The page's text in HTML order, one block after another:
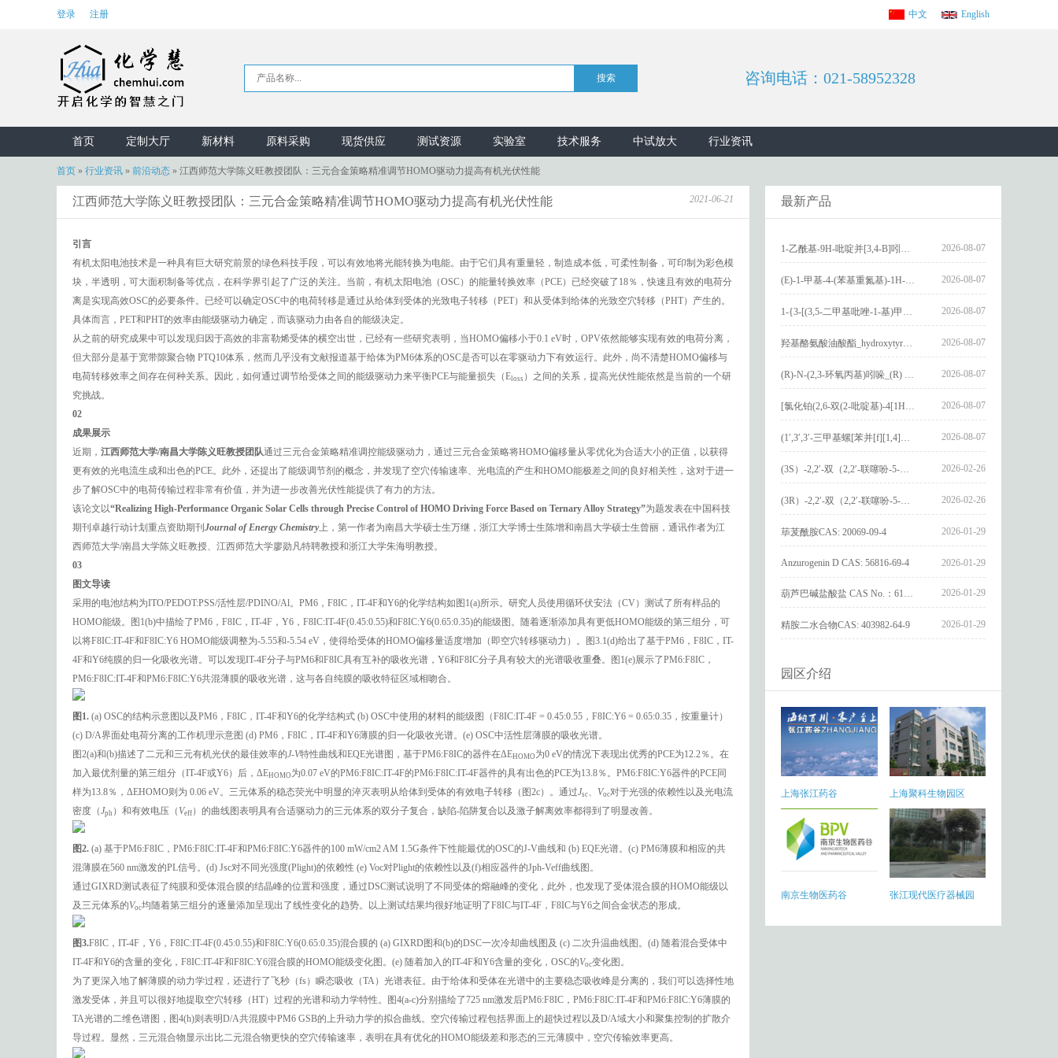
登录 注册 中文 English
咨询电话：021-58952328
首页 定制大厅 新材料 原料采购 现货供应 测试资源 实验室 技术服务 中试放大 行业资讯
首页 » 行业资讯 » 前沿动态 » 江西师范大学陈义旺教授团队：三元合金策略精准调节HOMO驱动力提高有机光伏性能
江西师范大学陈义旺教授团队：三元合金策略精准调节HOMO驱动力提高有机光伏性能 2021-06-21
引言
有机太阳电池技术是一种具有巨大研究前景的绿色科技手段，可以有效地将光能转换为电能。由于它们具有重量轻，制造成本低，可柔性制备，可印制为彩色模
块，半透明，可大面积制备等优点，在科学界引起了广泛的关注。当前，有机太阳电池（OSC）的能量转换效率（PCE）已经突破了18％，快速且有效的电荷分
离是实现高效OSC的必要条件。已经可以确定OSC中的电荷转移是通过从给体到受体的光致电子转移（PET）和从受体到给体的光致空穴转移（PHT）产生的。
具体而言，PET和PHT的效率由能级驱动力确定，而该驱动力由各自的能级决定。
从之前的研究成果中可以发现归因于高效的非富勒烯受体的横空出世，已经有一些研究表明，当HOMO偏移小于0.1 eV时，OPV依然能够实现有效的电荷分离，
但大部分是基于宽带隙聚合物 PTQ10体系，然而几乎没有文献报道基于给体为PM6体系的OSC是否可以在零驱动力下有效运行。此外，尚不清楚HOMO偏移与
电荷转移效率之间存在何种关系。因此，如何通过调节给受体之间的能级驱动力来平衡PCE与能量损失（Eloss ）之间的关系，提高光伏性能依然是当前的一个研
究挑战。
02
成果展示
近期， 江西师范大学/南昌大学陈义旺教授团队通过三元合金策略精准调控能级驱动力，通过三元合金策略将HOMO偏移量从零优化为合适大小的正值，以获得
更有效的光电流生成和出色的PCE。此外，还提出了能级调节剂的概念，并发现了空穴传输速率、光电流的产生和HOMO能极差之间的良好相关性，这对于进一
步了解OSC中的电荷传输过程非常有价值，并为进一步改善光伏性能提供了有力的方法。
该论文以“Realizing High-Performance Organic Solar Cells through Precise Control of HOMO Driving Force Based on Ternary Alloy Strategy”为题发表在中国科技
期刊卓越行动计划重点资助期刊 Journal of Energy Chemistry上，第一作者为南昌大学硕士生万继，浙江大学博士生陈增和南昌大学硕士生曾丽，通讯作者为江
西师范大学/南昌大学陈义旺教授、江西师范大学廖勋凡特聘教授和浙江大学朱海明教授。
03
图文导读
采用的电池结构为ITO/PEDOT:PSS/活性层/PDINO/Al。PM6，F8IC，IT-4F和Y6的化学结构如图1(a)所示。研究人员使用循环伏安法（CV）测试了所有样品的
HOMO能级。图1(b)中描绘了PM6，F8IC，IT-4F，Y6，F8IC:IT-4F(0.45:0.55)和F8IC:Y6(0.65:0.35)的能级图。随着逐渐添加具有更低HOMO能级的第三组分，可
以将F8IC:IT-4F和F8IC:Y6 HOMO能级调整为-5.55和-5.54 eV，使得给受体的HOMO偏移量适度增加（即空穴转移驱动力）。图3.1(d)给出了基于PM6，F8IC，IT-
4F和Y6纯膜的归一化吸收光谱。可以发现IT-4F分子与PM6和F8IC具有互补的吸收光谱，Y6和F8IC分子具有较大的光谱吸收重叠。图1(e)展示了PM6:F8IC，
PM6:F8IC:IT-4F和PM6:F8IC:Y6共混薄膜的吸收光谱，这与各自纯膜的吸收特征区域相吻合。
图1. (a) OSC的结构示意图以及PM6，F8IC，IT-4F和Y6的化学结构式 (b) OSC中使用的材料的能级图（F8IC:IT-4F = 0.45:0.55，F8IC:Y6 = 0.65:0.35，按重量计）
(c) D/A界面处电荷分离的工作机理示意图 (d) PM6，F8IC，IT-4F和Y6薄膜的归一化吸收光谱。(e) OSC中活性层薄膜的吸收光谱。
图2(a)和(b)描述了二元和三元有机光伏的最佳效率的J-V特性曲线和EQE光谱图，基于PM6:F8IC的器件在ΔEHOMO 为0 eV的情况下表现出优秀的PCE为12.2％。在
加入最优剂量的第三组分（IT-4F或Y6）后，ΔEHOMO 为0.07 eV的PM6:F8IC:IT-4F的PM6:F8IC:IT-4F器件的具有出色的PCE为13.8％。PM6:F8IC:Y6器件的PCE同
样为13.8％，ΔEHOMO则为 0.06 eV。三元体系的稳态荧光中明显的淬灭表明从给体到受体的有效电子转移（图2c）。通过Jsc、 Voc对于光强的依赖性以及光电流
密度（Jph ）和有效电压（ Veff ）的曲线图表明具有合适驱动力的三元体系的双分子复合，缺陷-陷阱复合以及激子解离效率都得到了明显改善。
图2. (a) 基于PM6:F8IC，PM6:F8IC:IT-4F和PM6:F8IC:Y6器件的100 mW/cm2 AM 1.5G条件下性能最优的OSC的J-V曲线和 (b) EQE光谱。(c) PM6薄膜和相应的共
混薄膜在560 nm激发的PL信号。(d) Jsc对不同光强度(Plight)的依赖性 (e) Voc对Plight的依赖性以及(f)相应器件的Jph-Veff曲线图。
通过GIXRD测试表征了纯膜和受体混合膜的结晶峰的位置和强度，通过DSC测试说明了不同受体的熔融峰的变化，此外，也发现了受体混合膜的HOMO能级以
及三元体系的Voc均随着第三组分的逐量添加呈现出了线性变化的趋势。以上测试结果均很好地证明了F8IC与IT-4F，F8IC与Y6之间合金状态的形成。
图3.F8IC，IT-4F，Y6，F8IC:IT-4F(0.45:0.55)和F8IC:Y6(0.65:0.35)混合膜的 (a) GIXRD图和(b)的DSC一次冷却曲线图及 (c) 二次升温曲线图。(d) 随着混合受体中
IT-4F和Y6的含量的变化，F8IC:IT-4F和F8IC:Y6混合膜的HOMO能级变化图。(e) 随着加入的IT-4F和Y6含量的变化，OSC的Voc变化图。
为了更深入地了解薄膜的动力学过程，还进行了飞秒（fs）瞬态吸收（TA）光谱表征。由于给体和受体在光谱中的主要稳态吸收峰是分离的，我们可以选择性地
激发受体，并且可以很好地提取空穴转移（HT）过程的光谱和动力学特性。图4(a-c)分别描绘了725 nm激发后PM6:F8IC，PM6:F8IC:IT-4F和PM6:F8IC:Y6薄膜的
TA光谱的二维色谱图，图4(h)则表明D/A共混膜中PM6 GSB的上升动力学的拟合曲线。空穴传输过程包括界面上的超快过程以及D/A域大小和聚集控制的扩散介
导过程。显然，三元混合物显示出比二元混合物更快的空穴传输速率，表明在具有优化的HOMO能级差和形态的三元薄膜中，空穴传输效率更高。
最新产品
2026-08-07
2026-08-07
2026-08-07
2026-08-07
2026-08-07
2026-08-07
2026-08-07
2026-02-26
2026-02-26
荜茇酰胺CAS: 20069-09-4 2026-01-29
Anzurogenin D CAS: 56816-69-4 2026-01-29
2026-01-29
精胺二水合物CAS: 403982-64-9 2026-01-29
园区介绍
上海张江药谷 上海聚科生物园区
南京生物医药谷 张江现代医疗器械园